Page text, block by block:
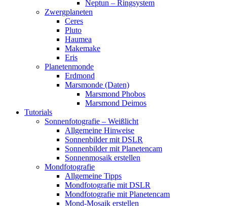
Neptun – Ringsystem
Zwergplaneten
Ceres
Pluto
Haumea
Makemake
Eris
Planetenmonde
Erdmond
Marsmonde (Daten)
Marsmond Phobos
Marsmond Deimos
Tutorials
Sonnenfotografie – Weißlicht
Allgemeine Hinweise
Sonnenbilder mit DSLR
Sonnenbilder mit Planetencam
Sonnenmosaik erstellen
Mondfotografie
Allgemeine Tipps
Mondfotografie mit DSLR
Mondfotografie mit Planetencam
Mond-Mosaik erstellen